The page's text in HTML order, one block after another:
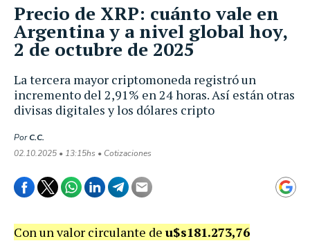
La tercera mayor criptomoneda registró un
incremento del 2,91% en 24 horas. Así están otras
divisas digitales y los dólares cripto
PorC.C.
02.10.2025 • 13:15hs • Cotizaciones
Precio de XRP: cuánto vale en
Argentina y a nivel global hoy,
2 de octubre de 2025
Con un valor circulante de u$s181.273,76